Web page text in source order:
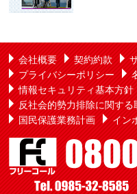
会社概要 契約約款
プライバシーポリシー
情報セキュリティ基本方針
反社会的勢力排除に関する
国民保護業務計画
イン